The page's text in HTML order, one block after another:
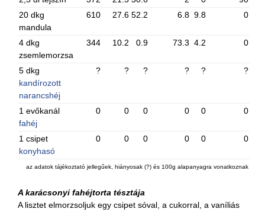
20 dkg
mandula
610 27.6 52.2 6.8 9.8 0
4 dkg
zsemlemorzsa
344 10.2 0.9 73.3 4.2 0
5 dkg
kandírozott
narancshéj
? ? ? ? ? ?
1 evőkanál
fahéj
0 0 0 0 0 0
1 csipet
konyhasó
0 0 0 0 0 0
az adatok tájékoztató jellegűek, hiányosak (?) és 100g alapanyagra vonatkoznak
A karácsonyi fahéjtorta tésztája
A lisztet elmorzsoljuk egy csipet sóval, a cukorral, a vaníliás